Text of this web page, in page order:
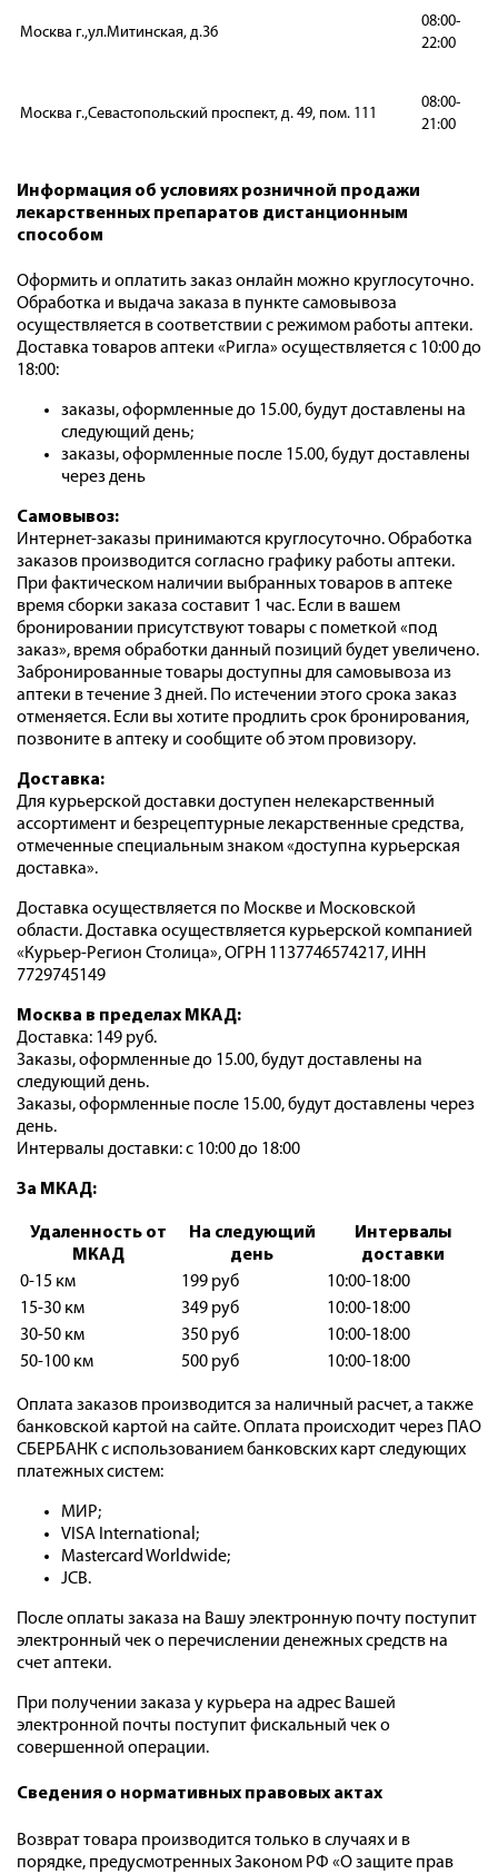
Москва г.,ул.Митинская, д.36
08:00-
22:00
Москва г.,Севастопольский проспект, д. 49, пом. 111
08:00-
21:00
Информация об условиях розничной продажи
лекарственных препаратов дистанционным
способом
Оформить и оплатить заказ онлайн можно круглосуточно.
Обработка и выдача заказа в пункте самовывоза
осуществляется в соответствии с режимом работы аптеки.
Доставка товаров аптеки «Ригла» осуществляется с 10:00 до
18:00:
заказы, оформленные до 15.00, будут доставлены на
следующий день;
заказы, оформленные после 15.00, будут доставлены
через день
Самовывоз:
Интернет-заказы принимаются круглосуточно. Обработка
заказов производится согласно графику работы аптеки.
При фактическом наличии выбранных товаров в аптеке
время сборки заказа составит 1 час. Если в вашем
бронировании присутствуют товары с пометкой «под
заказ», время обработки данный позиций будет увеличено.
Забронированные товары доступны для самовывоза из
аптеки в течение 3 дней. По истечении этого срока заказ
отменяется. Если вы хотите продлить срок бронирования,
позвоните в аптеку и сообщите об этом провизору.
Доставка:
Для курьерской доставки доступен нелекарственный
ассортимент и безрецептурные лекарственные средства,
отмеченные специальным знаком «доступна курьерская
доставка».
Доставка осуществляется по Москве и Московской
области. Доставка осуществляется курьерской компанией
«Курьер-Регион Столица», ОГРН 1137746574217, ИНН
7729745149
Москва в пределах МКАД:
Доставка: 149 руб.
Заказы, оформленные до 15.00, будут доставлены на
следующий день.
Заказы, оформленные после 15.00, будут доставлены через
день.
Интервалы доставки: с 10:00 до 18:00
За МКАД:
Удаленность от
МКАД
На следующий
день
Интервалы
доставки
0-15 км
199 руб
10:00-18:00
15-30 км
349 руб
10:00-18:00
30-50 км
350 руб
10:00-18:00
50-100 км
500 руб 10:00-18:00
Оплата заказов производится за наличный расчет, а также
банковской картой на сайте. Оплата происходит через ПАО
СБЕРБАНК с использованием банковских карт следующих
платежных систем:
МИР;
VISA International;
Mastercard Worldwide;
JCB.
После оплаты заказа на Вашу электронную почту поступит
электронный чек о перечислении денежных средств на
счет аптеки.
При получении заказа у курьера на адрес Вашей
электронной почты поступит фискальный чек о
совершенной операции.
Cведения о нормативных правовых актах
Возврат товара производится только в случаях и в
порядке, предусмотренных Законом РФ «О защите прав